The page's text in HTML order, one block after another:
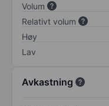
Volum
Relativt volum
Høy
Lav
Avkastning